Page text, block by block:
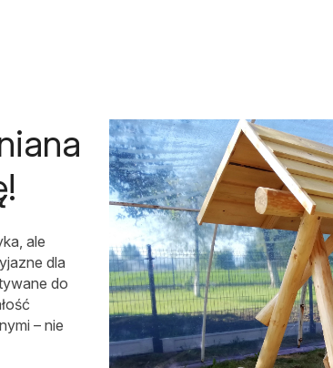
ale
dla
do
– nie